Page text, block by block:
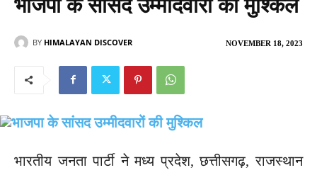
भाजपा के सांसद उम्मीदवारों की मुश्किल
NOVEMBER 18, 2023
BY HIMALAYAN DISCOVER
भारतीय जनता पार्टी ने मध्य प्रदेश, छत्तीसगढ़, राजस्थान